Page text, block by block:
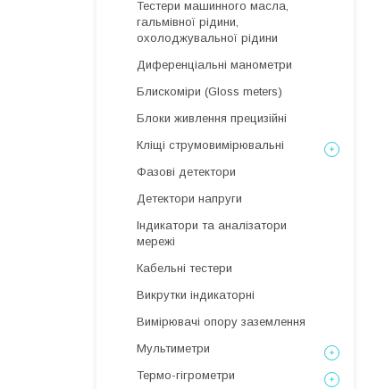
Тестери машинного масла,
гальмівної рідини,
охолоджувальної рідини
Диференціальні манометри
Блискоміри (Gloss meters)
Блоки живлення прецизійні
Кліщі струмовимірювальні
Фазові детектори
Детектори напруги
Індикатори та аналізатори
мережі
Кабельні тестери
Викрутки індикаторні
Вимірювачі опору заземлення
Мультиметри
Термо-гігрометри